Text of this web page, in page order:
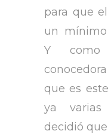
para que
un mínimo
Y como
que es
ya varias
decidió que